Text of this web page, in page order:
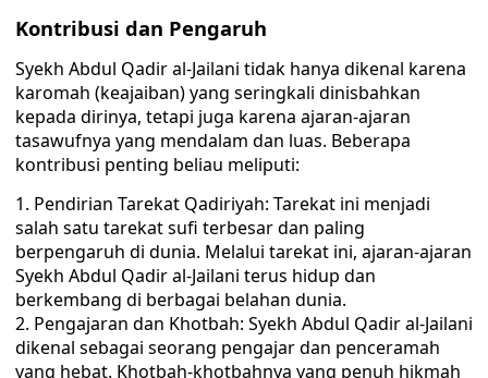
Kontribusi dan Pengaruh
Syekh Abdul Qadir al-Jailani tidak hanya dikenal karena
karomah (keajaiban) yang seringkali dinisbahkan
kepada dirinya, tetapi juga karena ajaran-ajaran
tasawufnya yang mendalam dan luas. Beberapa
kontribusi penting beliau meliputi:
Pendirian Tarekat Qadiriyah: Tarekat ini menjadi
salah satu tarekat sufi terbesar dan paling
berpengaruh di dunia. Melalui tarekat ini, ajaran-ajaran
Syekh Abdul Qadir al-Jailani terus hidup dan
berkembang di berbagai belahan dunia.
Pengajaran dan Khotbah: Syekh Abdul Qadir al-Jailani
dikenal sebagai seorang pengajar dan penceramah
yang hebat. Khotbah-khotbahnya yang penuh hikmah